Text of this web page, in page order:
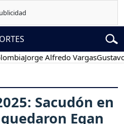
Jorge Alfredo VargasGustavo
Sacudón en
Egan